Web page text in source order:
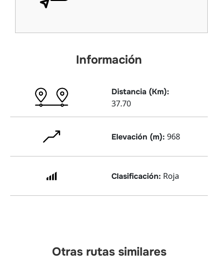
Información
Distancia (Km):
37.70
Elevación (m): 968
Clasificación: Roja
Otras rutas similares